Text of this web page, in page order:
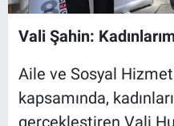
Vali Şahin:
Aile ve Sosyal
kapsamında,
gerçekleştiren Vali